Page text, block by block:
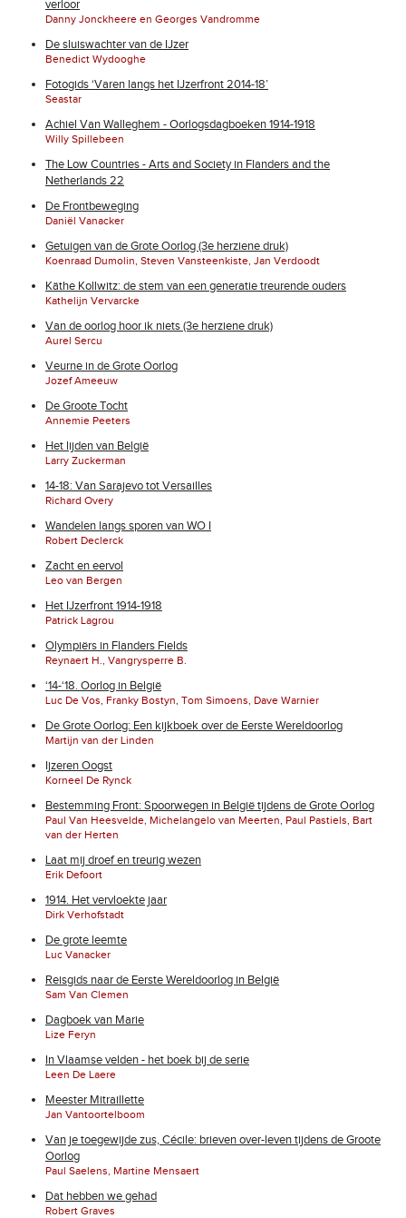
verloor
Danny Jonckheere en Georges Vandromme
De sluiswachter van de IJzer
Benedict Wydooghe
Fotogids ‘Varen langs het IJzerfront 2014-18’
Seastar
Achiel Van Walleghem - Oorlogsdagboeken 1914-1918
Willy Spillebeen
The Low Countries - Arts and Society in Flanders and the
Netherlands 22
De Frontbeweging
Daniël Vanacker
Getuigen van de Grote Oorlog (3e herziene druk)
Koenraad Dumolin, Steven Vansteenkiste, Jan Verdoodt
Käthe Kollwitz: de stem van een generatie treurende ouders
Kathelijn Vervarcke
Van de oorlog hoor ik niets (3e herziene druk)
Aurel Sercu
Veurne in de Grote Oorlog
Jozef Ameeuw
De Groote Tocht
Annemie Peeters
Het lijden van België
Larry Zuckerman
14-18: Van Sarajevo tot Versailles
Richard Overy
Wandelen langs sporen van WO I
Robert Declerck
Zacht en eervol
Leo van Bergen
Het IJzerfront 1914-1918
Patrick Lagrou
Olympiërs in Flanders Fields
Reynaert H., Vangrysperre B.
‘14-‘18. Oorlog in België
Luc De Vos, Franky Bostyn, Tom Simoens, Dave Warnier
De Grote Oorlog: Een kijkboek over de Eerste Wereldoorlog
Martijn van der Linden
Ijzeren Oogst
Korneel De Rynck
Bestemming Front: Spoorwegen in België tijdens de Grote Oorlog
Paul Van Heesvelde, Michelangelo van Meerten, Paul Pastiels, Bart
van der Herten
Laat mij droef en treurig wezen
Erik Defoort
1914. Het vervloekte jaar
Dirk Verhofstadt
De grote leemte
Luc Vanacker
Reisgids naar de Eerste Wereldoorlog in België
Sam Van Clemen
Dagboek van Marie
Lize Feryn
In Vlaamse velden - het boek bij de serie
Leen De Laere
Meester Mitraillette
Jan Vantoortelboom
Van je toegewijde zus, Cécile: brieven over-leven tijdens de Groote
Oorlog
Paul Saelens, Martine Mensaert
Dat hebben we gehad
Robert Graves